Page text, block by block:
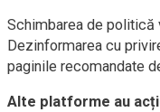
Schimbarea de politică
Dezinformarea cu
paginile recomandate
Alte platforme au